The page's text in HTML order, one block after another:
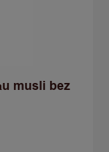
musli bez